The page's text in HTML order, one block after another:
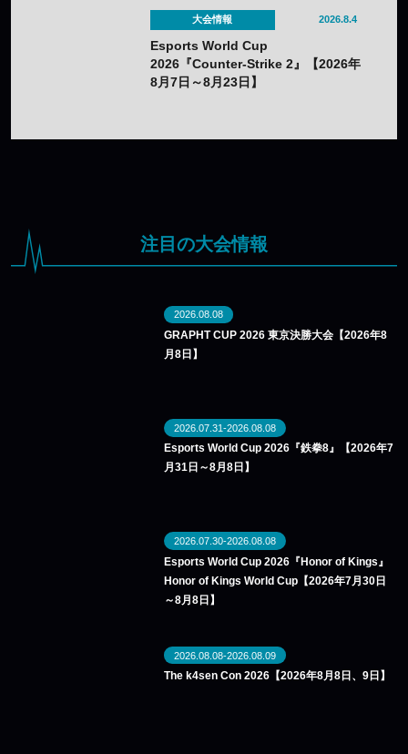
大会情報 2026.8.4
Esports World Cup
2026『Counter-Strike 2』【2026年
8月7日～8月23日】
注目の大会情報
2026.08.08
GRAPHT CUP 2026 東京決勝大会【2026年8
月8日】
2026.07.31-2026.08.08
Esports World Cup 2026『鉄拳8』【2026年7
月31日～8月8日】
2026.07.30-2026.08.08
Esports World Cup 2026『Honor of Kings』
Honor of Kings World Cup【2026年7月30日
～8月8日】
2026.08.08-2026.08.09
The k4sen Con 2026【2026年8月8日、9日】